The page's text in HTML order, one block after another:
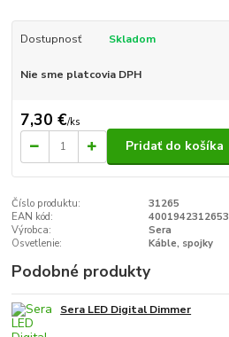
Dostupnosť Skladom
Nie sme platcovia DPH
7,30 €/ks
Pridať do košíka
Číslo produktu:
31265
EAN kód:
4001942312653
Výrobca:
Sera
Osvetlenie:
Káble, spojky
Podobné produkty
Sera LED Digital Dimmer